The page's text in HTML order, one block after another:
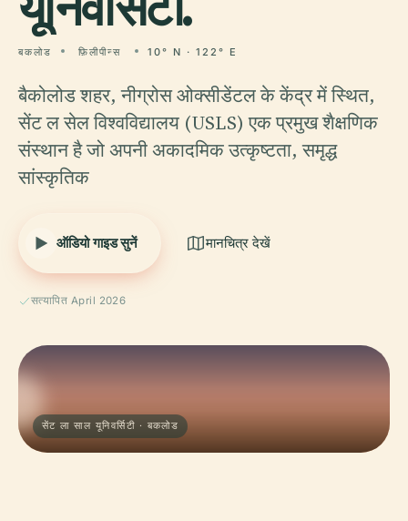
बकलोड फ़िलीपीन्स 10° N · 122° E
बैकोलोड शहर, नीग्रोस ओक्सीडेंटल के केंद्र में स्थित,
सेंट ल सेल विश्वविद्यालय (USLS) एक प्रमुख शैक्षणिक
संस्थान है जो अपनी अकादमिक उत्कृष्टता, समृद्ध
सांस्कृतिक
ऑडियो गाइड सुनें मानचित्र देखें
सत्यापित April 2026
सेंट ला साल यूनिवर्सिटी · बकलोड